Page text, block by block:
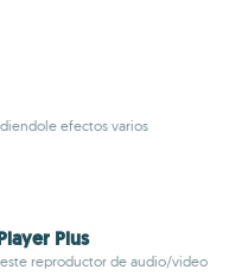
efectos varios
Plus
reproductor de audio/video